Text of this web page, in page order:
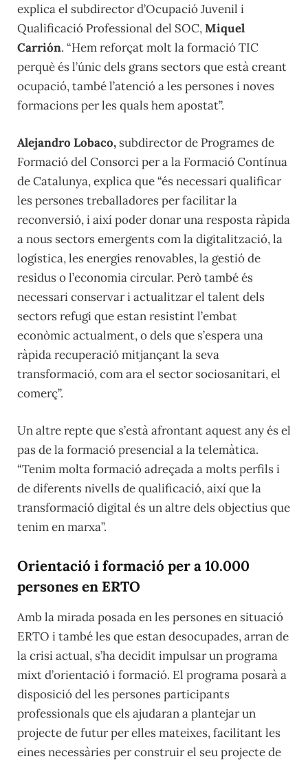
explica el subdirector d’Ocupació Juvenil i
Qualificació Professional del SOC,Miquel
Carrión. “Hem reforçat molt la formació TIC
perquè és l’únic dels grans sectors que està creant
ocupació, també l’atenció a les persones i noves
formacions per les quals hem apostat”.
Alejandro Lobaco, subdirector de Programes de
Formació del Consorci per a la Formació Contínua
de Catalunya, explica que “és necessari qualificar
les persones treballadores per facilitar la
reconversió, i així poder donar una resposta ràpida
a nous sectors emergents com la digitalització, la
logística, les energies renovables, la gestió de
residus o l’economia circular. Però també és
necessari conservar i actualitzar el talent dels
sectors refugi que estan resistint l’embat
econòmic actualment, o dels que s’espera una
ràpida recuperació mitjançant la seva
transformació, com ara el sector sociosanitari, el
comerç”.
Un altre repte que s’està afrontant aquest any és el
pas de la formació presencial a la telemàtica.
“Tenim molta formació adreçada a molts perfils i
de diferents nivells de qualificació, així que la
transformació digital és un altre dels objectius que
tenim en marxa”.
Orientació i formació per a 10.000
persones en ERTO
Amb la mirada posada en les persones en situació
ERTO i també les que estan desocupades, arran de
la crisi actual, s’ha decidit impulsar un programa
mixt d’orientació i formació. El programa posarà a
disposició del les persones participants
professionals que els ajudaran a plantejar un
projecte de futur per elles mateixes, facilitant les
eines necessàries per construir el seu projecte de